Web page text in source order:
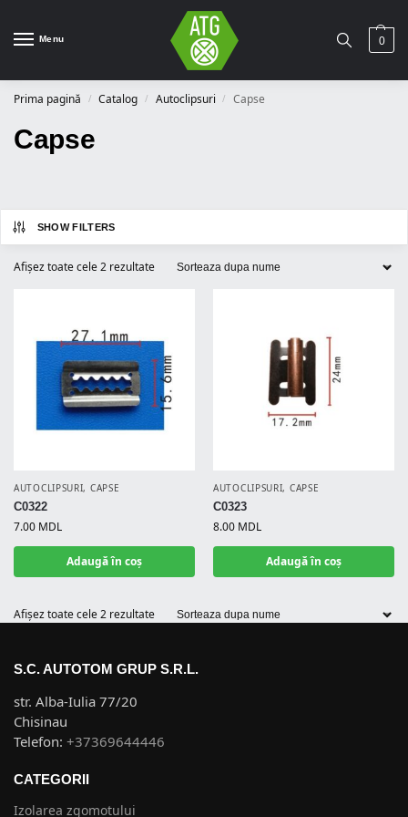
Menu 0
Prima pagină / Catalog / Autoclipsuri / Capse
Capse
SHOW FILTERS
Afișez toate cele 2 rezultate
AUTOCLIPSURI, CAPSE
C0322
7.00 MDL
Adaugă în coș
AUTOCLIPSURI, CAPSE
C0323
8.00 MDL
Adaugă în coș
Afișez toate cele 2 rezultate
S.C. AUTOTOM GRUP S.R.L.
str. Alba-Iulia 77/20
Chisinau
Telefon: +37369644446
CATEGORII
Izolarea zgomotului